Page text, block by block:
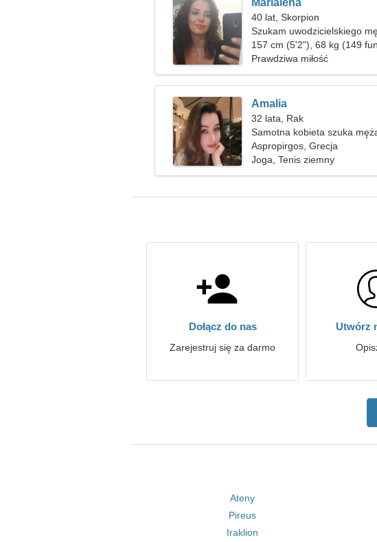
Marialena
40 lat, Skorpion
Szukam uwodzicielskiego
tańca
157 cm (5'2"), 68 kg (149
Prawdziwa miłość
Amalia
32 lata, Rak
Samotna kobieta szuka
Aspropirgos, Grecja
Joga, Tenis ziemny
Dołącz do nas
Zarejestruj się za darmo
Utwórz
Ateny
Pireus
Iraklion